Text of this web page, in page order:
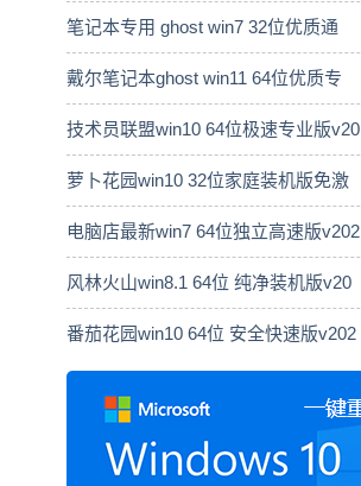
笔记本专用 ghost win7 32位优质通
戴尔笔记本ghost win11 64位优质专
技术员联盟win10 64位极速专业版v20
萝卜花园win10 32位家庭装机版免激
电脑店最新win7 64位独立高速版v202
风林火山win8.1 64位 纯净装机版v20
番茄花园win10 64位 安全快速版v202